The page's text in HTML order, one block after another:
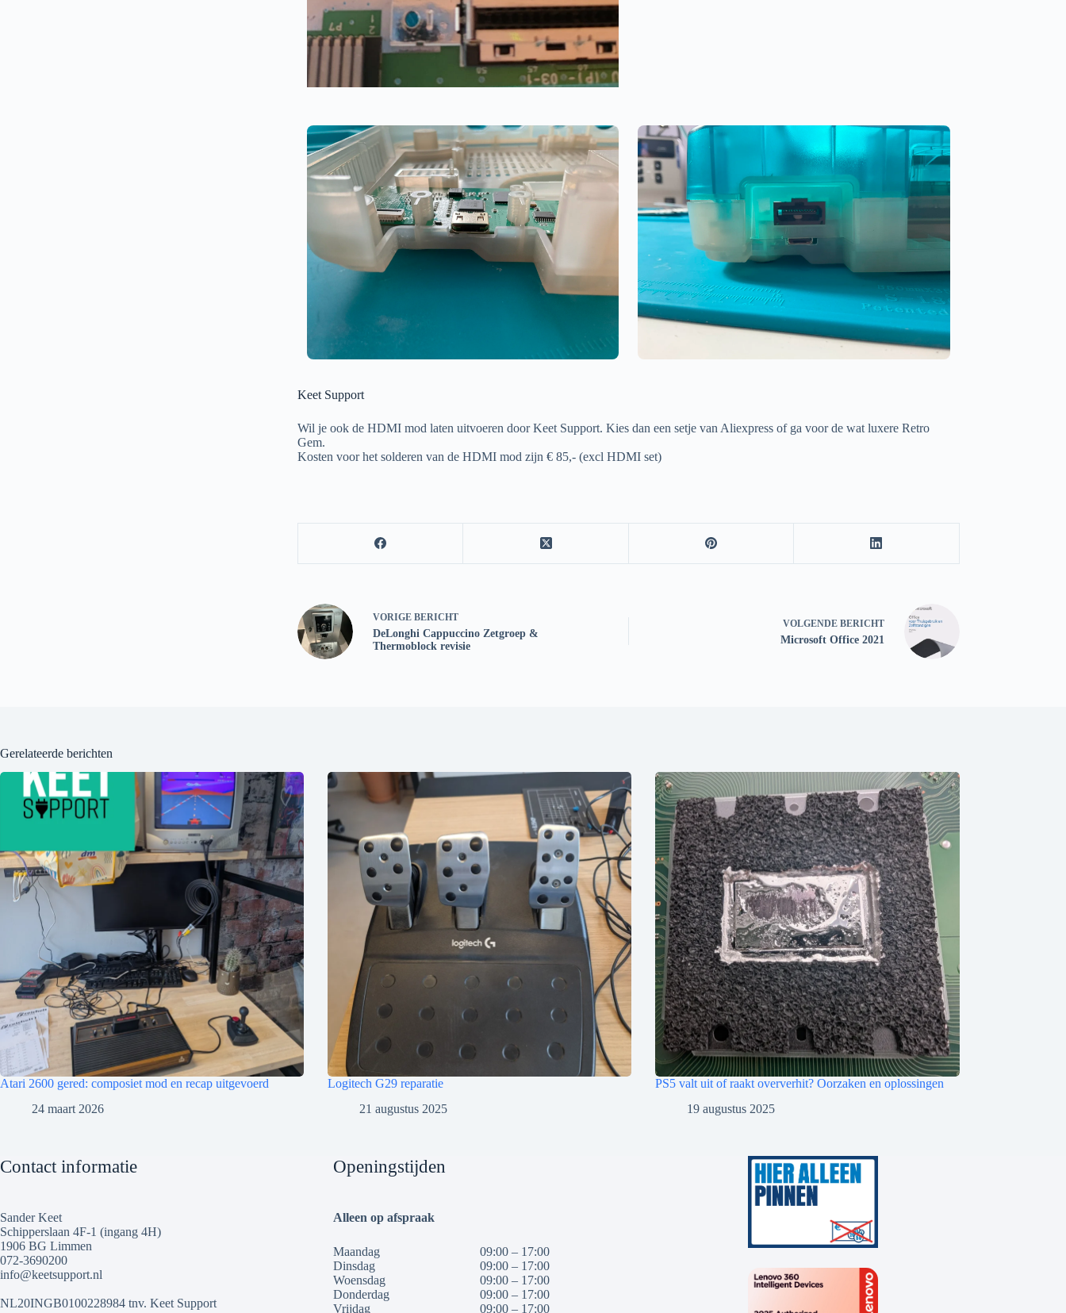
Keet Support
Wil je ook de HDMI mod laten uitvoeren door Keet Support. Kies dan een setje van Aliexpress of ga voor de wat luxere Retro
Gem.
Kosten voor het solderen van de HDMI mod zijn € 85,- (excl HDMI set)
VORIGE BERICHT
DeLonghi Cappuccino Zetgroep &
Thermoblock revisie
VOLGENDE BERICHT
Microsoft Office 2021
Gerelateerde berichten
Atari 2600 gered: composiet mod en recap uitgevoerd
24 maart 2026
Logitech G29 reparatie
21 augustus 2025
PS5 valt uit of raakt oververhit? Oorzaken en oplossingen
19 augustus 2025
Contact informatie
Sander Keet
Schipperslaan 4F-1 (ingang 4H)
1906 BG Limmen
072-3690200
info@keetsupport.nl
NL20INGB0100228984 tnv. Keet Support
Openingstijden
Alleen op afspraak
Maandag
Dinsdag
Woensdag
Donderdag
Vrijdag
09:00 – 17:00
09:00 – 17:00
09:00 – 17:00
09:00 – 17:00
09:00 – 17:00